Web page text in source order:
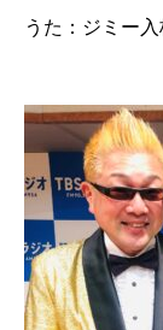
うた：ジミー